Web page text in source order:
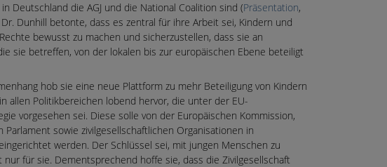
Deutschland die AGJ und die National Coalition sind (Präsentation,
Dr. Dunhill betonte, dass es zentral für ihre Arbeit sei, Kindern und
bewusst zu machen und sicherzustellen, dass sie an
sie betreffen, von der lokalen bis zur europäischen Ebene beteiligt
hob sie eine neue Plattform zu mehr Beteiligung von Kindern
allen Politikbereichen lobend hervor, die unter der EU-
vorgesehen sei. Diese solle von der Europäischen Kommission,
Parlament sowie zivilgesellschaftlichen Organisationen in
werden. Der Schlüssel sei, mit jungen Menschen zu
für sie. Dementsprechend hoffe sie, dass die Zivilgesellschaft